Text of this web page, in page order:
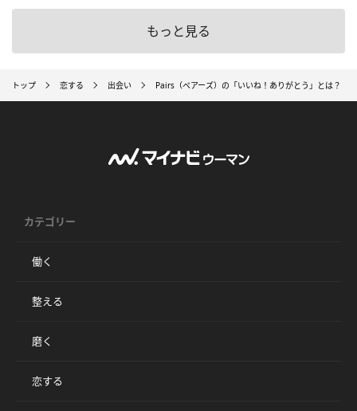
もっと見る
トップ 恋する 出会い Pairs（ペアーズ）の「いいね！ありがとう」とは？
カテゴリー
働く
整える
磨く
恋する